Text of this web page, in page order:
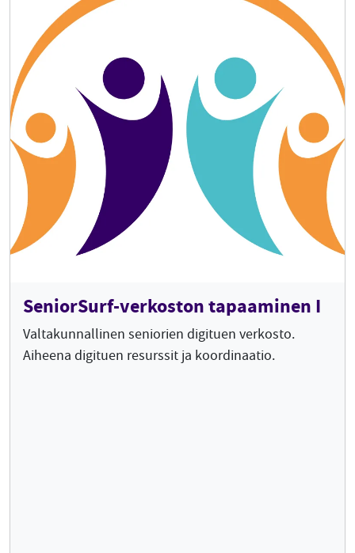
SeniorSurf-verkoston tapaaminen I
Valtakunnallinen seniorien digituen verkosto.
Aiheena digituen resurssit ja koordinaatio.